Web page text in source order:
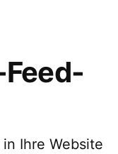
Ihre Website